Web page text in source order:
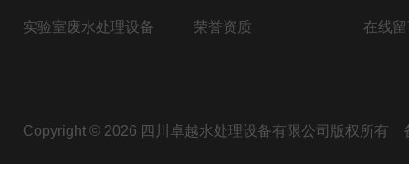
实验室废水处理设备 荣誉资质 在线
Copyright © 2026 四川卓越水处理设备有限公司版权所有